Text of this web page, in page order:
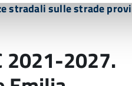
sulle strade
2021-2027.